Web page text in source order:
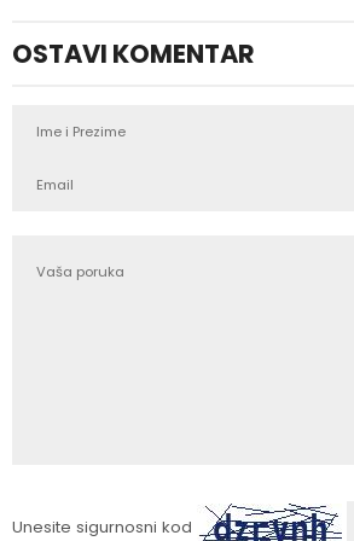
OSTAVI KOMENTAR
Unesite sigurnosni kod